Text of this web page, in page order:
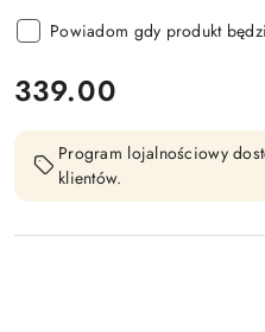
Powiadom gdy produkt
cena:
339.00
Program lojalnościowy
klientów.